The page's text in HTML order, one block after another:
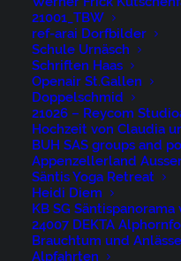
21001_TBW
ref-arai Dorfbilder
Schule Urnäsch
Schriften Haas
Openair St.Gallen
Doppelschmid
21026 – Reycom
Hochzeit von Claudia
BUH SAS groups and
Appenzellerland
Säntis Yoga Retreat
Heidi Diem
KB SG
24007 DEKTA
Brauchtum und Anlässe
Alpfahrten